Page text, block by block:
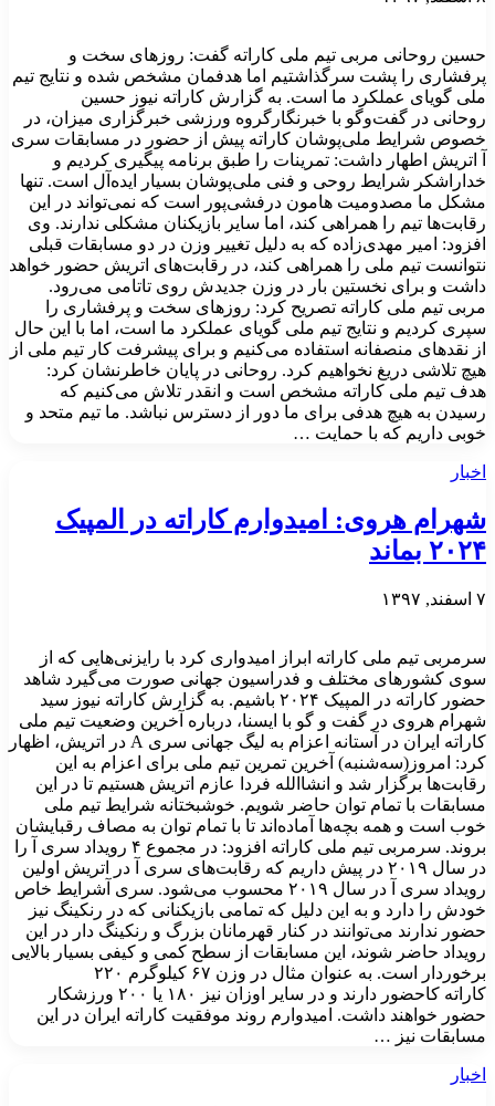
حسین روحانی مربی تیم ملی کاراته گفت: روزهای سخت و
پرفشاری را پشت سرگذاشتیم اما هدفمان مشخص شده و نتایج تیم
ملی گویای عملکرد ما است. به گزارش کاراته نیوز حسین
روحانی در گفت‌وگو با خبرنگارگروه ورزشی خبرگزاری میزان، در
خصوص شرایط ملی‌پوشان کاراته پیش از حضور در مسابقات سری
آ اتریش اطهار داشت: تمرینات را طبق برنامه پیگیری کردیم و
خداراشکر شرایط روحی و فنی ملی‌پوشان بسیار ایده‌آل است. تنها
مشکل ما مصدومیت هامون درفشی‌پور است که نمی‌تواند در این
رقابت‌ها تیم را همراهی کند، اما سایر بازیکنان مشکلی ندارند. وی
افزود: امیر مهدی‌زاده که به دلیل تغییر وزن در دو مسابقات قبلی
نتوانست تیم ملی را همراهی کند، در رقابت‌های اتریش حضور خواهد
داشت و برای نخستین بار در وزن جدیدش روی تاتامی می‌رود.
مربی تیم ملی کاراته تصریح کرد: روز‌های سخت و پرفشاری را
سپری کردیم و نتایج تیم ملی گویای عملکرد ما است، اما با این حال
از نقد‌های منصفانه استفاده می‌کنیم و برای پیشرفت کار تیم ملی از
هیچ تلاشی دریغ نخواهیم کرد. روحانی در پایان خاطرنشان کرد:
هدف تیم ملی کاراته مشخص است و انقدر تلاش می‌کنیم که
رسیدن به هیچ هدفی برای ما دور از دسترس نباشد. ما تیم متحد و
خوبی داریم که با حمایت …
اخبار
شهرام هروی: امیدوارم کاراته در المپیک
۲۰۲۴ بماند
۷ اسفند, ۱۳۹۷
سرمربی تیم ملی کاراته ابراز امیدواری کرد با رایزنی‌هایی که از
سوی کشورهای مختلف و فدراسیون جهانی صورت می‌گیرد شاهد
حضور کاراته در المپیک ۲۰۲۴ باشیم. به گزارش کاراته نیوز سید
شهرام هروی در گفت و گو با ایسنا، درباره آخرین وضعیت تیم ملی
کاراته ایران در آستانه اعزام به لیگ جهانی سری A در اتریش، اظهار
کرد: امروز(سه‌شنبه) آخرین تمرین تیم ملی برای اعزام به این
رقابت‌ها برگزار شد و انشاالله فردا عازم اتریش هستیم تا در این
مسابقات با تمام توان حاضر شویم. خوشبختانه شرایط تیم ملی
خوب است و همه بچه‌ها آماده‌اند تا با تمام توان به مصاف رقبایشان
بروند. سرمربی تیم ملی کاراته افزود: در مجموع ۴ رویداد سری آ را
در سال ۲۰۱۹ در پیش داریم که رقابت‌های سری آ در اتریش اولین
رویداد سری آ در سال ۲۰۱۹ محسوب می‌شود. سری آشرایط خاص
خودش را دارد و به این دلیل که تمامی بازیکنانی که در رنکینگ نیز
حضور ندارند می‌توانند در کنار قهرمانان بزرگ و رنکینگ دار در این
رویداد حاضر شوند، این مسابقات از سطح کمی و کیفی بسیار بالایی
برخوردار است. به عنوان مثال در وزن ۶۷ کیلوگرم ۲۲۰
کاراته کاحضور دارند و در سایر اوزان نیز ۱۸۰ یا ۲۰۰ ورزشکار
حضور خواهند داشت. امیدوارم روند موفقیت کاراته ایران در این
مسابقات نیز …
اخبار